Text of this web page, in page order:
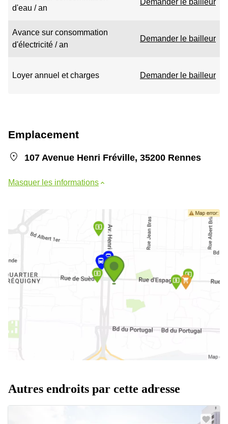
d'eau / an
Demander le bailleur
Avance sur consommation
d'électricité / an
Demander le bailleur
Loyer annuel et charges Demander le bailleur
Emplacement
107 Avenue Henri Fréville, 35200 Rennes
Masquer les informations
Autres endroits par cette adresse